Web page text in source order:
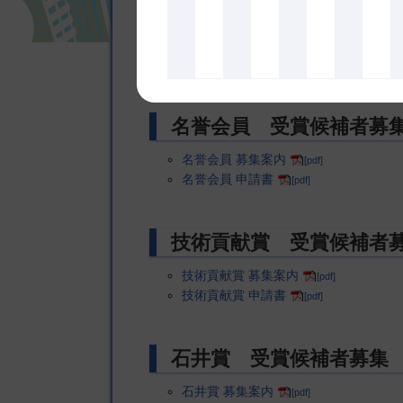
名誉会員 受賞候補者募
名誉会員 募集案内 [pdf]
名誉会員 申請書 [pdf]
技術貢献賞 受賞候補者
技術貢献賞 募集案内 [pdf]
技術貢献賞 申請書 [pdf]
石井賞 受賞候補者募集
石井賞 募集案内 [pdf]